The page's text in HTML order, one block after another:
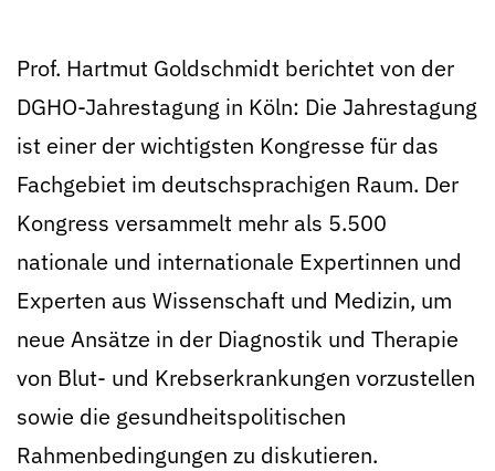
Prof. Hartmut Goldschmidt berichtet von der
DGHO-Jahrestagung in Köln: Die Jahrestagung
ist einer der wichtigsten Kongresse für das
Fachgebiet im deutschsprachigen Raum. Der
Kongress versammelt mehr als 5.500
nationale und internationale Expertinnen und
Experten aus Wissenschaft und Medizin, um
neue Ansätze in der Diagnostik und Therapie
von Blut- und Krebserkrankungen vorzustellen
sowie die gesundheitspolitischen
Rahmenbedingungen zu diskutieren.